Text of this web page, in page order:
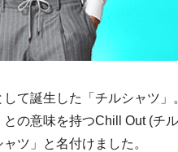
て誕生した「チルシャツ
の意味を持つChill Out (チ
ツ」と名付けました。